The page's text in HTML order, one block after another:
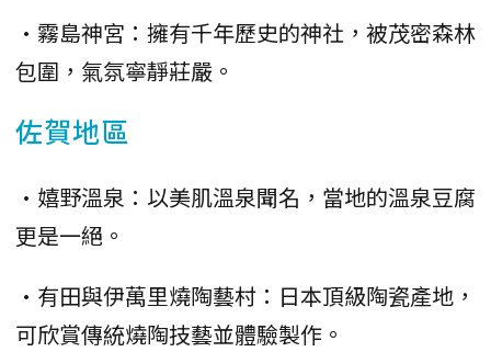
•霧島神宮：擁有千年歷史的神社，被茂密森林
包圍，氣氛寧靜莊嚴。
佐賀地區
•嬉野溫泉：以美肌溫泉聞名，當地的溫泉豆腐
更是一絕。
•有田與伊萬里燒陶藝村：日本頂級陶瓷產地，
可欣賞傳統燒陶技藝並體驗製作。